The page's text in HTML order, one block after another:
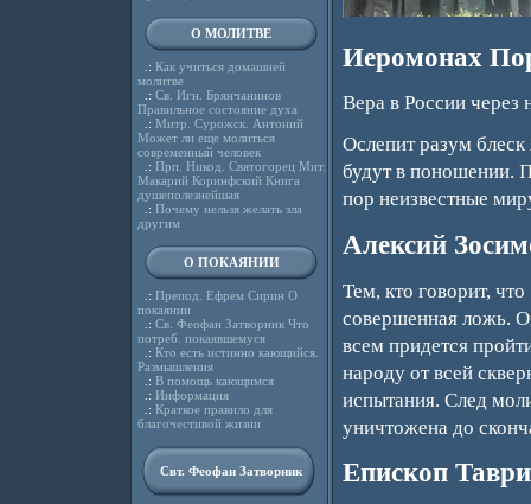
О МОЛИТВЕ
.: Как учиться домашней
молитве
.: Св. Игн. Брянчанинов
Правильное состояние духа
.: Митр. Сурожск. Антоний
Может ли еще молиться
современный человек
.: Прп. Никод. Святогорец Мит.
Макарий Коринфский Книга
душеполезнейшая
.: Почему нельзя желать зла
другим
О ПОКАЯНИИ
.: Препод. Ефрем Сирин О
покаянии
.: Св. Феофан Затворник Что
потреб. покаявшемуся
.: Кто есть истинно кающийся.
Размышления
.: В помощь кающимся
.: Информация
.: Краткое правило для
благочестивой жизни
Свт. Феофан Затворник
Иеромонах
Вера в России через
Ослепит разум
будут в поношении.
пор неизвестные
Алексий
Тем, кто говорит,
совершенная ложь.
всем придется
народу от всей
испытания. След
уничтожена до
Епископ